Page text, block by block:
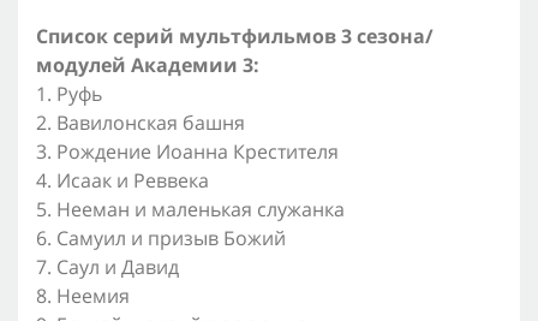
Список серий мультфильмов 3 сезона/
модулей Академии 3:
1. Руфь
2. Вавилонская башня
3. Рождение Иоанна Крестителя
4. Исаак и Реввека
5. Нееман и маленькая служанка
6. Самуил и призыв Божий
7. Саул и Давид
8. Неемия